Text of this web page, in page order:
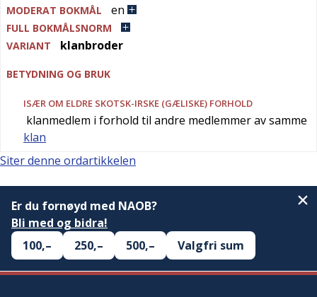
MODERAT BOKMÅL en
FULL BOKMÅLSNORM
VARIANT
klanbroder
BETYDNING OG BRUK
ISÆR OM ELDRE SKOTSK-IRSKE (GÆLISKE) FORHOLD
klanmedlem i forhold til andre medlemmer av samme
klan
Siter denne ordartikkelen
Er du fornøyd med NAOB?
Bli med og bidra!
100,–
250,– 500,– Valgfri sum